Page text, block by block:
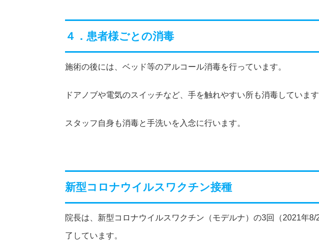
４．患者様ごとの消毒
施術の後には、ベッド等のアルコール消毒を行っています。
ドアノブや電気のスイッチなど、手を触れやすい所も消毒しています
スタッフ自身も消毒と手洗いを入念に行います。
新型コロナウイルスワクチン接種
院長は、新型コロナウイルスワクチン（モデルナ）の3回（2021年
了しています。